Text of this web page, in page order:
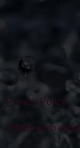
Privacy Policy
Trattamento dati